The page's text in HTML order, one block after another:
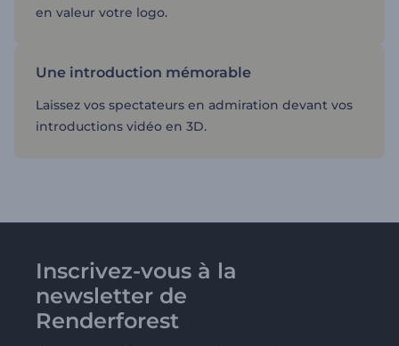
en valeur votre logo.
Une introduction mémorable
Laissez vos spectateurs en admiration devant vos
introductions vidéo en 3D.
Inscrivez-vous à la
newsletter de
Renderforest